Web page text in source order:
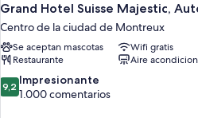
Grand Hotel Suisse Majestic,
Centro de la ciudad de Montreux
Se aceptan mascotas
Wifi gratis
Restaurante
Aire
9.2
sobre
9,2 Impresionante
1.000 comentarios